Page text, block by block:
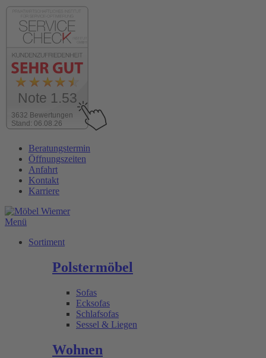
3632 Bewertungen
Stand: 06.08.26
Note 1.53
Inhalt
wechseln
Beratungstermin
Öffnungszeiten
Anfahrt
Kontakt
Karriere
Menü
Sortiment
Polstermöbel
Sofas
Ecksofas
Schlafsofas
Sessel & Liegen
Wohnen